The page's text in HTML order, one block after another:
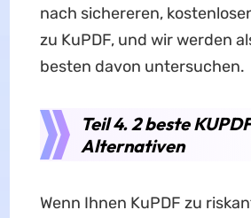
nach sichereren,
zu KuPDF, und wir werden
besten davon untersuchen.
Teil 4. 2 beste
Alternativen
Wenn Ihnen KuPDF zu